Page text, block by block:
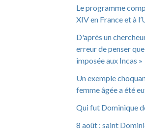
Le programme
XIV en France et à
D'après un
erreur de penser
imposée aux Incas »
Un exemple
femme âgée a été
Qui fut Dominique
8 août : saint